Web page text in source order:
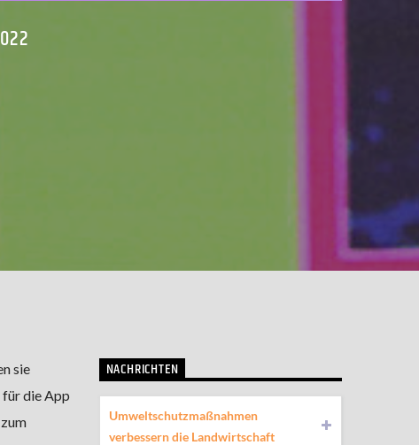
sie
für die App
NACHRICHTEN
Umweltschutzmaßnahmen
verbessern die Landwirtschaft